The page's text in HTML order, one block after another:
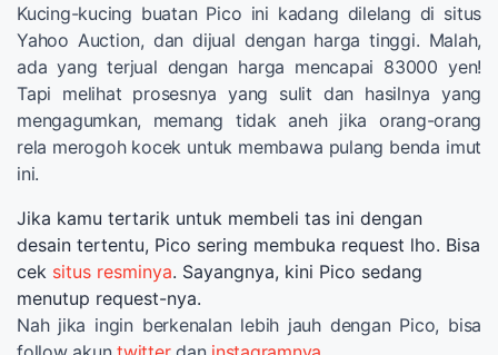
Kucing-kucing buatan Pico ini kadang dilelang di situs
Yahoo Auction, dan dijual dengan harga tinggi. Malah,
ada yang terjual dengan harga mencapai 83000 yen!
Tapi melihat prosesnya yang sulit dan hasilnya yang
mengagumkan, memang tidak aneh jika orang-orang
rela merogoh kocek untuk membawa pulang benda imut
ini.
Jika kamu tertarik untuk membeli tas ini dengan
desain tertentu, Pico sering membuka request lho. Bisa
cek situs resminya. Sayangnya, kini Pico sedang
menutup request-nya.
Nah jika ingin berkenalan lebih jauh dengan Pico, bisa